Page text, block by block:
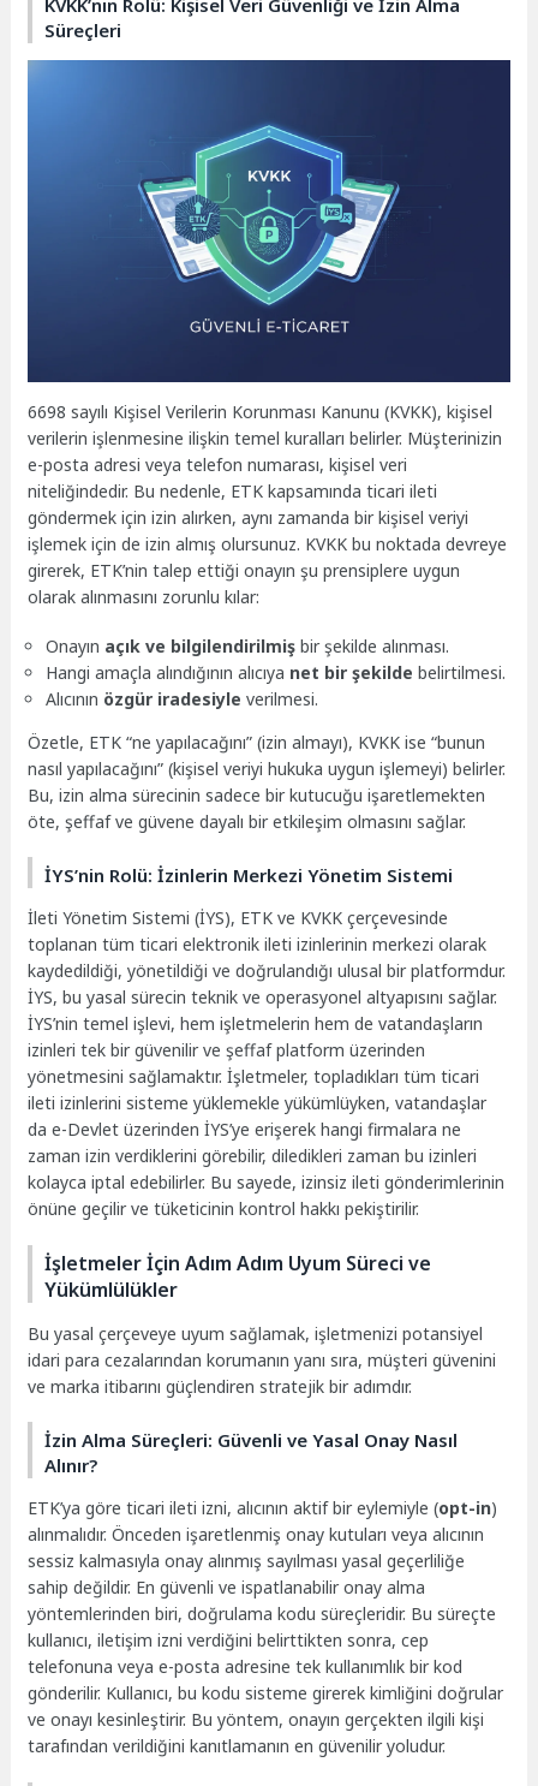
KVKK’nın Rolü: Kişisel Veri Güvenliği ve İzin Alma
Süreçleri
6698 sayılı Kişisel Verilerin Korunması Kanunu (KVKK), kişisel
verilerin işlenmesine ilişkin temel kuralları belirler. Müşterinizin
e-posta adresi veya telefon numarası, kişisel veri
niteliğindedir. Bu nedenle, ETK kapsamında ticari ileti
göndermek için izin alırken, aynı zamanda bir kişisel veriyi
işlemek için de izin almış olursunuz. KVKK bu noktada devreye
girerek, ETK’nin talep ettiği onayın şu prensiplere uygun
olarak alınmasını zorunlu kılar:
Onayın açık ve bilgilendirilmiş bir şekilde alınması.
Hangi amaçla alındığının alıcıya net bir şekilde belirtilmesi.
Alıcının özgür iradesiyle verilmesi.
Özetle, ETK “ne yapılacağını” (izin almayı), KVKK ise “bunun
nasıl yapılacağını” (kişisel veriyi hukuka uygun işlemeyi) belirler.
Bu, izin alma sürecinin sadece bir kutucuğu işaretlemekten
öte, şeffaf ve güvene dayalı bir etkileşim olmasını sağlar.
İYS’nin Rolü: İzinlerin Merkezi Yönetim Sistemi
İleti Yönetim Sistemi (İYS), ETK ve KVKK çerçevesinde
toplanan tüm ticari elektronik ileti izinlerinin merkezi olarak
kaydedildiği, yönetildiği ve doğrulandığı ulusal bir platformdur.
İYS, bu yasal sürecin teknik ve operasyonel altyapısını sağlar.
İYS’nin temel işlevi, hem işletmelerin hem de vatandaşların
izinleri tek bir güvenilir ve şeffaf platform üzerinden
yönetmesini sağlamaktır. İşletmeler, topladıkları tüm ticari
ileti izinlerini sisteme yüklemekle yükümlüyken, vatandaşlar
da e-Devlet üzerinden İYS’ye erişerek hangi firmalara ne
zaman izin verdiklerini görebilir, diledikleri zaman bu izinleri
kolayca iptal edebilirler. Bu sayede, izinsiz ileti gönderimlerinin
önüne geçilir ve tüketicinin kontrol hakkı pekiştirilir.
İşletmeler İçin Adım Adım Uyum Süreci ve
Yükümlülükler
Bu yasal çerçeveye uyum sağlamak, işletmenizi potansiyel
idari para cezalarından korumanın yanı sıra, müşteri güvenini
ve marka itibarını güçlendiren stratejik bir adımdır.
İzin Alma Süreçleri: Güvenli ve Yasal Onay Nasıl
Alınır?
ETK’ya göre ticari ileti izni, alıcının aktif bir eylemiyle (opt-in)
alınmalıdır. Önceden işaretlenmiş onay kutuları veya alıcının
sessiz kalmasıyla onay alınmış sayılması yasal geçerliliğe
sahip değildir. En güvenli ve ispatlanabilir onay alma
yöntemlerinden biri, doğrulama kodu süreçleridir. Bu süreçte
kullanıcı, iletişim izni verdiğini belirttikten sonra, cep
telefonuna veya e-posta adresine tek kullanımlık bir kod
gönderilir. Kullanıcı, bu kodu sisteme girerek kimliğini doğrular
ve onayı kesinleştirir. Bu yöntem, onayın gerçekten ilgili kişi
tarafından verildiğini kanıtlamanın en güvenilir yoludur.